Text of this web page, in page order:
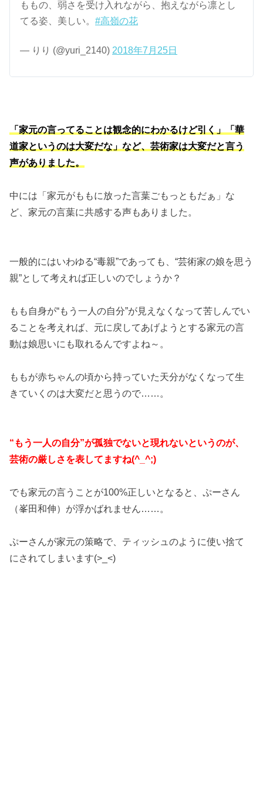
ももの、弱さを受け入れながら、抱えながら凛とし
てる姿、美しい。#高嶺の花
— りり (@yuri_2140) 2018年7月25日
「家元の言ってることは観念的にわかるけど引く」「華
道家というのは大変だな」など、芸術家は大変だと言う
声がありました。
中には「家元がももに放った言葉ごもっともだぁ」な
ど、家元の言葉に共感する声もありました。
一般的にはいわゆる“毒親”であっても、“芸術家の娘を思う
親”として考えれば正しいのでしょうか？
もも自身が“もう一人の自分”が見えなくなって苦しんでい
ることを考えれば、元に戻してあげようとする家元の言
動は娘思いにも取れるんですよね～。
ももが赤ちゃんの頃から持っていた天分がなくなって生
きていくのは大変だと思うので……。
“もう一人の自分”が孤独でないと現れないというのが、
芸術の厳しさを表してますね(^_^;)
でも家元の言うことが100%正しいとなると、ぷーさん
（峯田和伸）が浮かばれません……。
ぷーさんが家元の策略で、ティッシュのように使い捨て
にされてしまいます(>_<)